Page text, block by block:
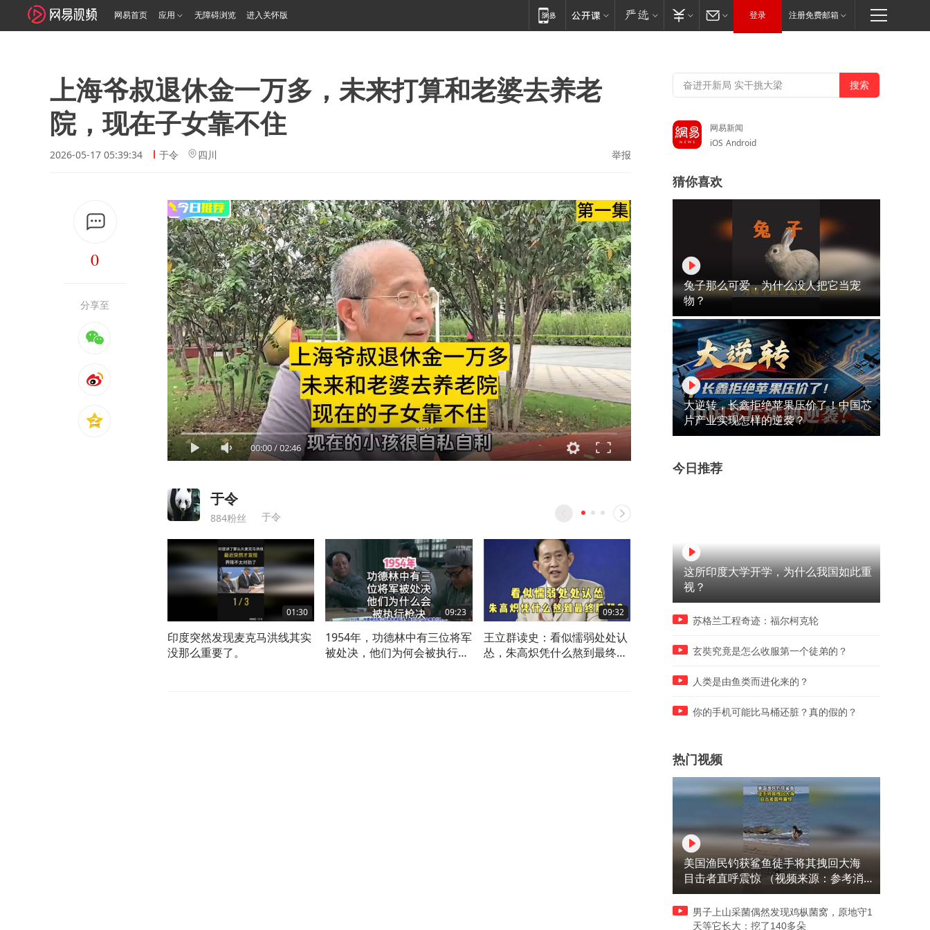
网易首页 应用 无障碍浏览 进入关怀版 登录 注册免费邮箱
上海爷叔退休金一万多，未来打算和老婆去养老
院，现在子女靠不住
2026-05-17 05:39:34 于令 四川 举报
0
分享至
00:00/02:46
于令
884粉丝 于令
01:30
印度突然发现麦克马洪线其实
没那么重要了。
09:23
1954年，功德林中有三位将军
被处决，他们为何会被执行枪
09:32
王立群读史：看似懦弱处处认
怂，朱高炽凭什么熬到最终胜
士的温暖微笑
生水起”
网易新闻
iOS Android
猜你喜欢
兔子那么可爱，为什么没人把它当宠
物？
大逆转，长鑫拒绝苹果压价了！中国芯
片产业实现怎样的逆袭？
今日推荐
这所印度大学开学，为什么我国如此重
视？
苏格兰工程奇迹：福尔柯克轮
玄奘究竟是怎么收服第一个徒弟的？
人类是由鱼类而进化来的？
你的手机可能比马桶还脏？真的假的？
热门视频
美国渔民钓获鲨鱼徒手将其拽回大海
目击者直呼震惊 （视频来源：参考消
息）
男子上山采菌偶然发现鸡枞菌窝，原地守1
天等它长大：挖了140多朵